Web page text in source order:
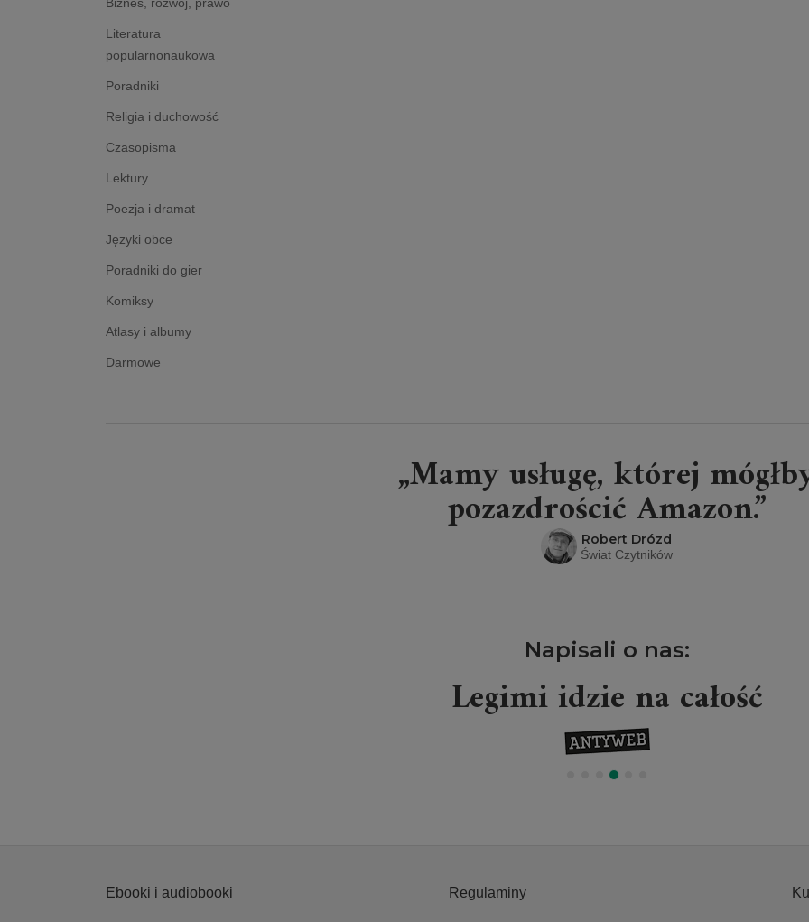
Literatura
popularnonaukowa
Poradniki
Religia i duchowość
Czasopisma
Lektury
Poezja i dramat
Języki obce
Poradniki do gier
Komiksy
Atlasy i albumy
Darmowe
„Mamy usługę, której
pozazdrościć Amazon.”
Robert Drózd
Świat Czytników
Napisali o nas:
Legimi idzie na całość
Ebooki i audiobooki Regulaminy